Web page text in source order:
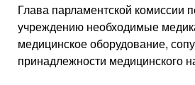
Глава парламентской комиссии
учреждению необходимые
медицинское оборудование,
принадлежности медицинского